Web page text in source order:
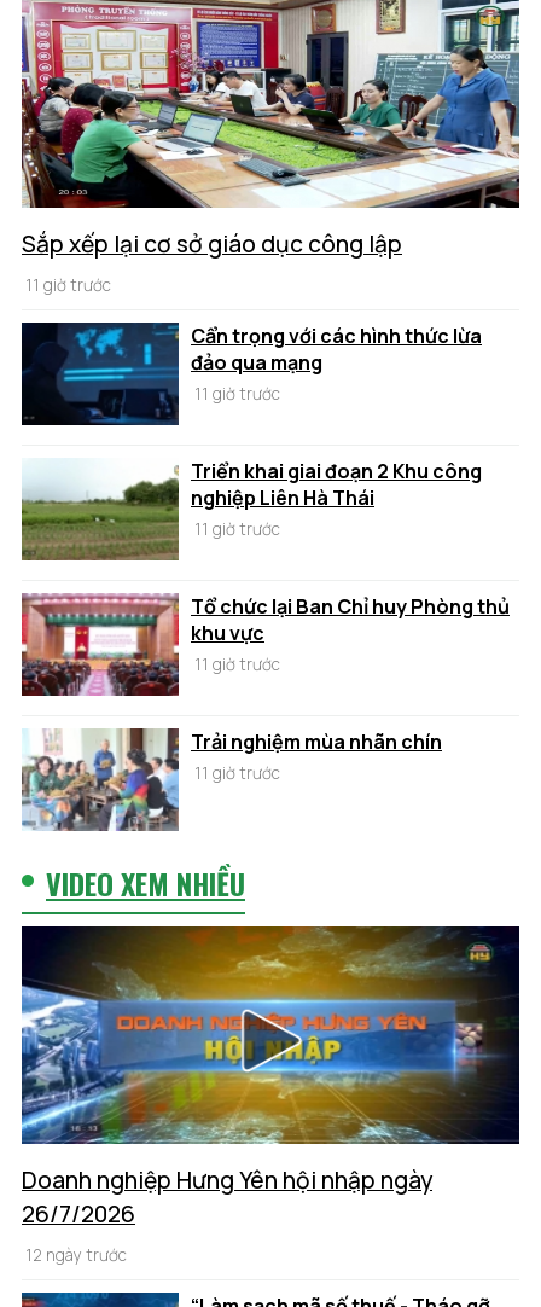
Sắp xếp lại cơ sở giáo dục công lập
11 giờ trước
Cẩn trọng với các hình thức lừa
đảo qua mạng
11 giờ trước
Triển khai giai đoạn 2 Khu công
nghiệp Liên Hà Thái
11 giờ trước
Tổ chức lại Ban Chỉ huy Phòng thủ
khu vực
11 giờ trước
Trải nghiệm mùa nhãn chín
11 giờ trước
VIDEO XEM NHIỀU
Doanh nghiệp Hưng Yên hội nhập ngày
26/7/2026
12 ngày trước